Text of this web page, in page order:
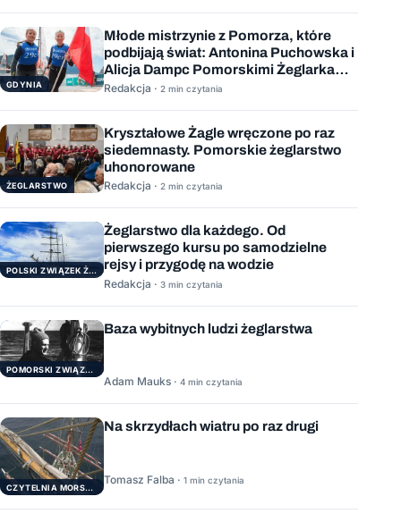
GDYNIA
Młode mistrzynie z Pomorza, które
podbijają świat: Antonina Puchowska i
Alicja Dampc Pomorskimi Żeglarkami
Roku 2025
Redakcja · 2 min czytania
ŻEGLARSTWO
Kryształowe Żagle wręczone po raz
siedemnasty. Pomorskie żeglarstwo
uhonorowane
Redakcja · 2 min czytania
POLSKI ZWIĄZEK ŻEGLARSKI
Żeglarstwo dla każdego. Od
pierwszego kursu po samodzielne
rejsy i przygodę na wodzie
Redakcja · 3 min czytania
POMORSKI ZWIĄZEK ŻEGLARSKI
Baza wybitnych ludzi żeglarstwa
Adam Mauks · 4 min czytania
CZYTELNIA MORSKA
Na skrzydłach wiatru po raz drugi
Tomasz Falba · 1 min czytania